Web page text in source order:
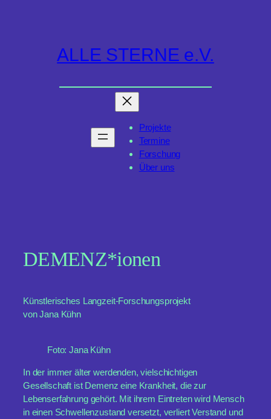
ALLE STERNE e.V.
Projekte
Termine
Forschung
Über uns
DEMENZ*ionen
Künstlerisches Langzeit-Forschungsprojekt
von Jana Kühn
Foto: Jana Kühn
In der immer älter werdenden, vielschichtigen
Gesellschaft ist Demenz eine Krankheit, die zur
Lebenserfahrung gehört. Mit ihrem Eintreten wird Mensch
in einen Schwellenzustand versetzt, verliert Verstand und